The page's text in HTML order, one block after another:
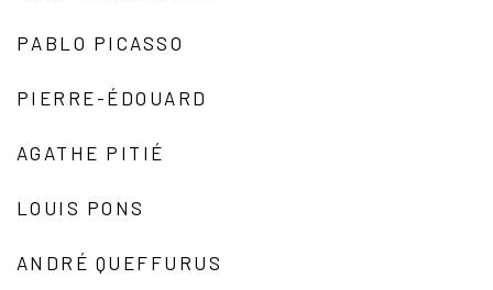
PABLO PICASSO
PIERRE-ÉDOUARD
AGATHE PITIÉ
LOUIS PONS
ANDRÉ QUEFFURUS